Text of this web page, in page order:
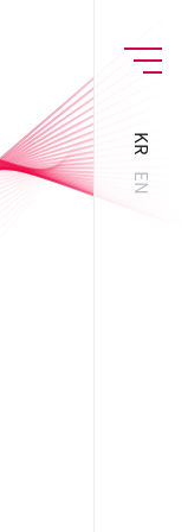
MENU
KR
EN